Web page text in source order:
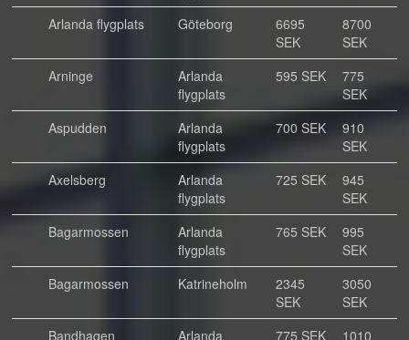
Arlanda flygplats
Göteborg
6695
SEK
8700
SEK
Arninge
Arlanda
flygplats
595 SEK
775
SEK
Aspudden
Arlanda
flygplats
700 SEK
910
SEK
Axelsberg
Arlanda
flygplats
725 SEK
945
SEK
Bagarmossen
Arlanda
flygplats
765 SEK
995
SEK
Bagarmossen
Katrineholm
2345
SEK
3050
SEK
Bandhagen
Arlanda 775 SEK 1010